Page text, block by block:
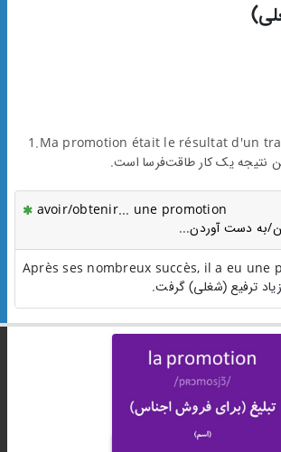
1.Ma promotion était le résultat d'un
avoir/obtenir... une promotion
به دست آوردن...
Après ses nombreux succès, il a eu une
ترفیع (شغلی) گرفت.